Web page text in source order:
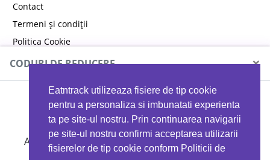
Eatntrack utilizeaza fisiere de tip cookie
pentru a personaliza si imbunatati experienta
ta pe site-ul nostru. Prin continuarea navigarii
pe site-ul nostru confirmi acceptarea utilizarii
fisierelor de tip cookie conform Politicii de
Contact
Termeni și condiții
Politica Cookie
Politica de confidențialitate
CODURI DE REDUCERE ×
MYPROTEIN
Ai 40%reducere la orice comandă folosind codul
EATTRACK